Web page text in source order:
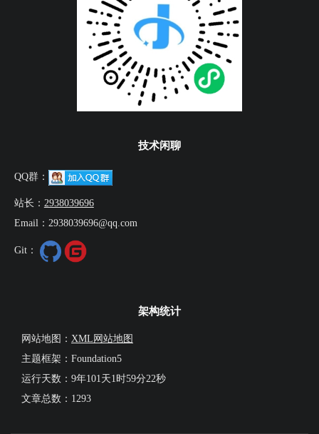
技术闲聊
QQ群：
站长： 2938039696
Email：2938039696@qq.com
Git：
架构统计
网站地图： XML网站地图
主题框架：Foundation5
运行天数： 9年101天1时59分23秒
文章总数：1293